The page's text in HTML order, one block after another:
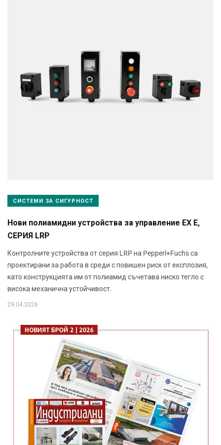
СИСТЕМИ ЗА СИГУРНОСТ
Нови полиамидни устройства за управление EX E,
СЕРИЯ LRP
Контролните устройства от серия LRP на Pepperl+Fuchs са
проектирани за работа в среди с повишен риск от експлозия,
като конструкцията им от полиамид съчетава ниско тегло с
висока механична устойчивост.
29.04.2026